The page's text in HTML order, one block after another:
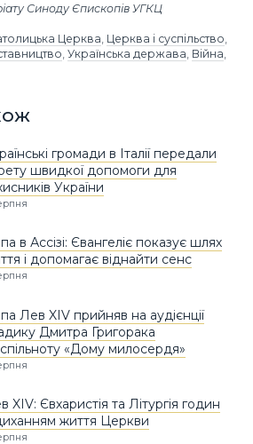
Синоду Єпископів УГКЦ
Церква Церква і суспільство
Українська держава Війна
громади в Італії передали
швидкої допомоги для
України
в Ассізі: Євангеліє показує шлях
і допомагає віднайти сенс
Лев XIV прийняв на аудієнції
Дмитра Григорака
«Дому милосердя»
XIV: Євхаристія та Літургія годин
життя Церкви